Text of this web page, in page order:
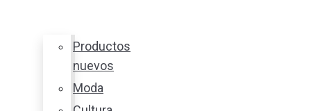
Productos
nuevos
Moda